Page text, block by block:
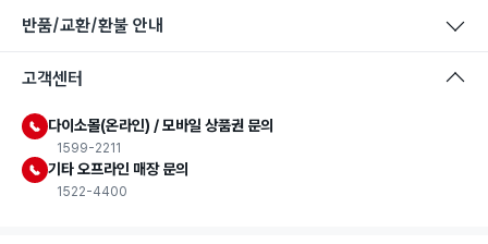
반품/교환/환불 안내
고객센터
다이소몰(온라인) / 모바일 상품권 문의
1599-2211
기타 오프라인 매장 문의
1522-4400